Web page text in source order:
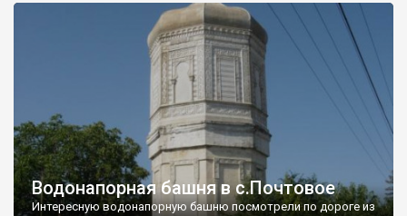
Водонапорная башня в с.Почтовое
Интересную водонапорную башню посмотрели по дороге из